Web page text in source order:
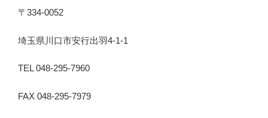
〒334-0052
埼玉県川口市安行出羽4-1-1
TEL 048-295-7960
FAX 048-295-7979